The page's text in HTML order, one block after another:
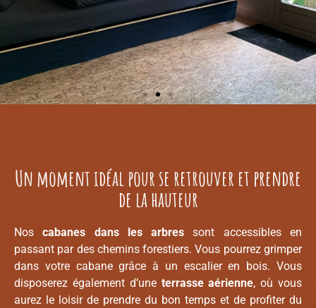
Un moment idéal pour se retrouver et prendre
de la hauteur
Noscabanes dans les arbres sont accessibles en
passant par des chemins forestiers. Vous pourrez grimper
dans votre cabane grâce à un escalier en bois. Vous
disposerez également d’une terrasse aérienne, où vous
aurez le loisir de prendre du bon temps et de profiter du